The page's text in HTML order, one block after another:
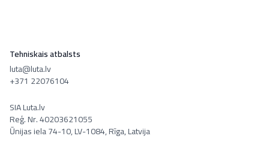
Tehniskais atbalsts
luta@luta.lv
+371 22076104
SIA Luta.lv
Reģ. Nr. 40203621055
Ūnijas iela 74-10, LV-1084, Rīga, Latvija